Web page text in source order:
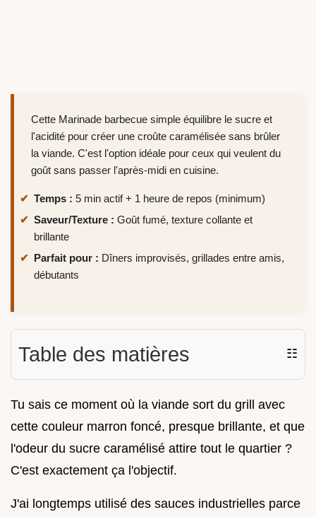
Cette Marinade barbecue simple équilibre le sucre et
l'acidité pour créer une croûte caramélisée sans brûler
la viande. C'est l'option idéale pour ceux qui veulent du
goût sans passer l'après-midi en cuisine.
Temps : 5 min actif + 1 heure de repos (minimum)
Saveur/Texture : Goût fumé, texture collante et
brillante
Parfait pour : Dîners improvisés, grillades entre amis,
débutants
Table des matières ☷
Tu sais ce moment où la viande sort du grill avec
cette couleur marron foncé, presque brillante, et que
l'odeur du sucre caramélisé attire tout le quartier ?
C'est exactement ça l'objectif.
J'ai longtemps utilisé des sauces industrielles parce